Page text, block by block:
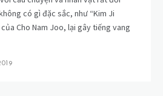
có gì đặc sắc, như “Kim Ji
Cho Nam Joo, lại gây tiếng vang